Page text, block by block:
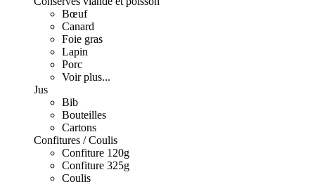
Bœuf
Canard
Foie gras
Lapin
Porc
Voir plus...
Jus
Bib
Bouteilles
Cartons
Confitures / Coulis
Confiture 120g
Confiture 325g
Coulis